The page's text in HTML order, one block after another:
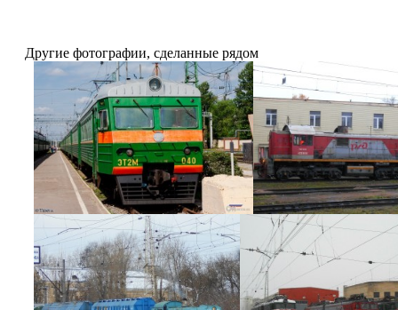
Другие фотографии, сделанные рядом